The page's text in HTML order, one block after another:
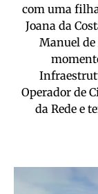
com uma
Joana da
Manuel de
Operador de
da Rede e